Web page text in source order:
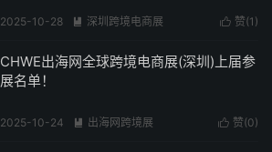
 赞(1 )
2025-10-28  深圳跨境电商展
CHWE出海网全球跨境电商展(深圳)上届参
展名单！
 赞(0)
2025-10-24  出海网跨境展